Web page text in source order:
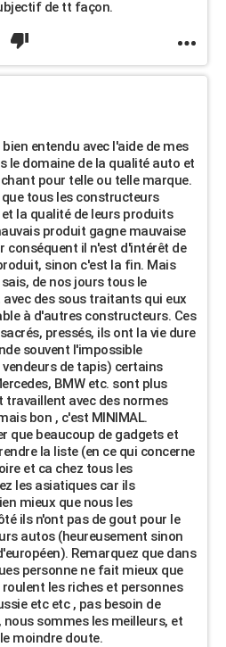
de tt façon.
entendu avec l'aide de mes
le domaine de la qualité auto et
pour telle ou telle marque.
tous les constructeurs
la qualité de leurs produits
produit gagne mauvaise
conséquent il n'est d'intérêt de
sinon c'est la fin. Mais
de nos jours tous le
des sous traitants qui eux
à d'autres constructeurs. Ces
pressés, ils ont la vie dure
souvent l'impossible
de tapis) certains
BMW etc. sont plus
travaillent avec des normes
bon , c'est MINIMAL.
que beaucoup de gadgets et
la liste (en ce qui concerne
et ca chez tous les
les asiatiques car ils
mieux que nous les
ils n'ont pas de gout pour le
autos (heureusement sinon
Remarquez que dans
personne ne fait mieux que
les riches et personnes
etc etc , pas besoin de
sommes les meilleurs, et
moindre doute.